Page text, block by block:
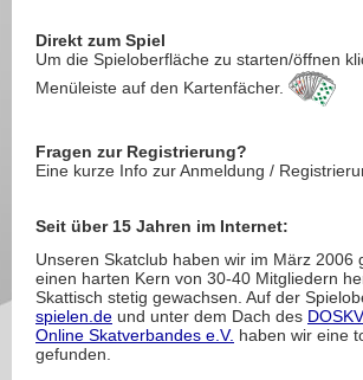
Direkt zum Spiel
Um die Spieloberfläche zu starten/öffnen
Menüleiste auf den Kartenfächer.
Fragen zur Registrierung?
Eine kurze Info zur Anmeldung /
Seit über 15 Jahren im Internet:
Unseren Skatclub haben wir im März 2006
einen harten Kern von 30-40 Mitgliedern
Skattisch stetig gewachsen. Auf der
spielen.de und unter dem Dach des
Online Skatverbandes e.V. haben wir eine
gefunden.